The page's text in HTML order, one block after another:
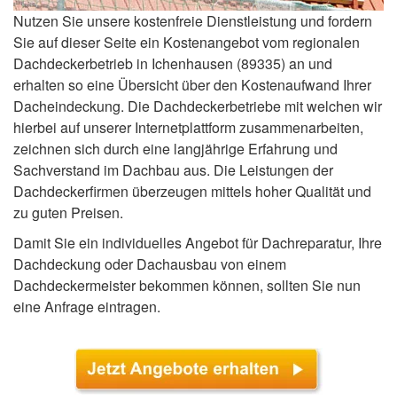
Nutzen Sie unsere kostenfreie Dienstleistung und fordern
Sie auf dieser Seite ein Kostenangebot vom regionalen
Dachdeckerbetrieb in Ichenhausen (89335) an und
erhalten so eine Übersicht über den Kostenaufwand Ihrer
Dacheindeckung. Die Dachdeckerbetriebe mit welchen wir
hierbei auf unserer Internetplattform zusammenarbeiten,
zeichnen sich durch eine langjährige Erfahrung und
Sachverstand im Dachbau aus. Die Leistungen der
Dachdeckerfirmen überzeugen mittels hoher Qualität und
zu guten Preisen.
Damit Sie ein individuelles Angebot für Dachreparatur, Ihre
Dachdeckung oder Dachausbau von einem
Dachdeckermeister bekommen können, sollten Sie nun
eine Anfrage eintragen.